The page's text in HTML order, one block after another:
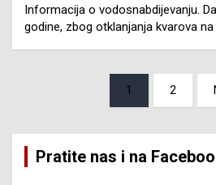
Informacija o vodosnabdijevanju.
godine, zbog otklanjanja kvarova
1 2
Pratite nas i na